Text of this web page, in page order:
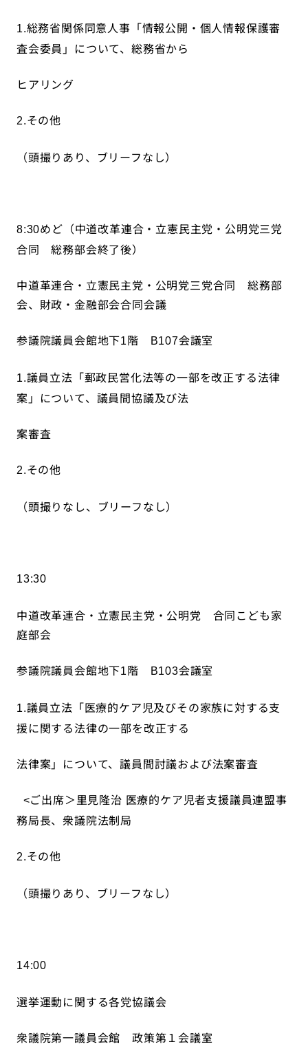
1.総務省関係同意人事「情報公開・個人情報保護審
査会委員」について、総務省から
ヒアリング
2.その他
（頭撮りあり、ブリーフなし）
8:30めど（中道改革連合・立憲民主党・公明党三党
合同 総務部会終了後）
中道革連合・立憲民主党・公明党三党合同 総務部
会、財政・金融部会合同会議
参議院議員会館地下1階 B107会議室
1.議員立法「郵政民営化法等の一部を改正する法律
案」について、議員間協議及び法
案審査
2.その他
（頭撮りなし、ブリーフなし）
13:30
中道改革連合・立憲民主党・公明党 合同こども家
庭部会
参議院議員会館地下1階 B103会議室
1.議員立法「医療的ケア児及びその家族に対する支
援に関する法律の一部を改正する
法律案」について、議員間討議および法案審査
<ご出席＞里見隆治 医療的ケア児者支援議員連盟事
務局長、衆議院法制局
2.その他
（頭撮りあり、ブリーフなし）
14:00
選挙運動に関する各党協議会
衆議院第一議員会館 政策第１会議室